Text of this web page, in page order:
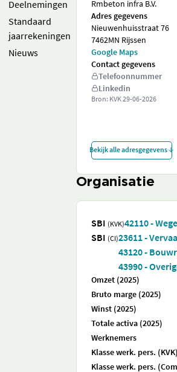
Deelnemingen
Standaard
jaarrekeningen
Nieuws
Rmbeton infra B.V.
Adres gegevens
Nieuwenhuisstraat 76
7462MN Rijssen
Google Maps
Contact gegevens
Telefoonnummer
Linkedin
Bron: KVK29-06-2026
Bekijk alle adresgegevens
Organisatie
SBI (KVK)42110 -
SBI (CI)23611 -
43120 -
43990 -
Omzet (2025)
Bruto marge (2025)
Winst (2025)
Totale activa (2025)
Werknemers
Klasse werk. pers. (KVK)
Klasse werk. pers.